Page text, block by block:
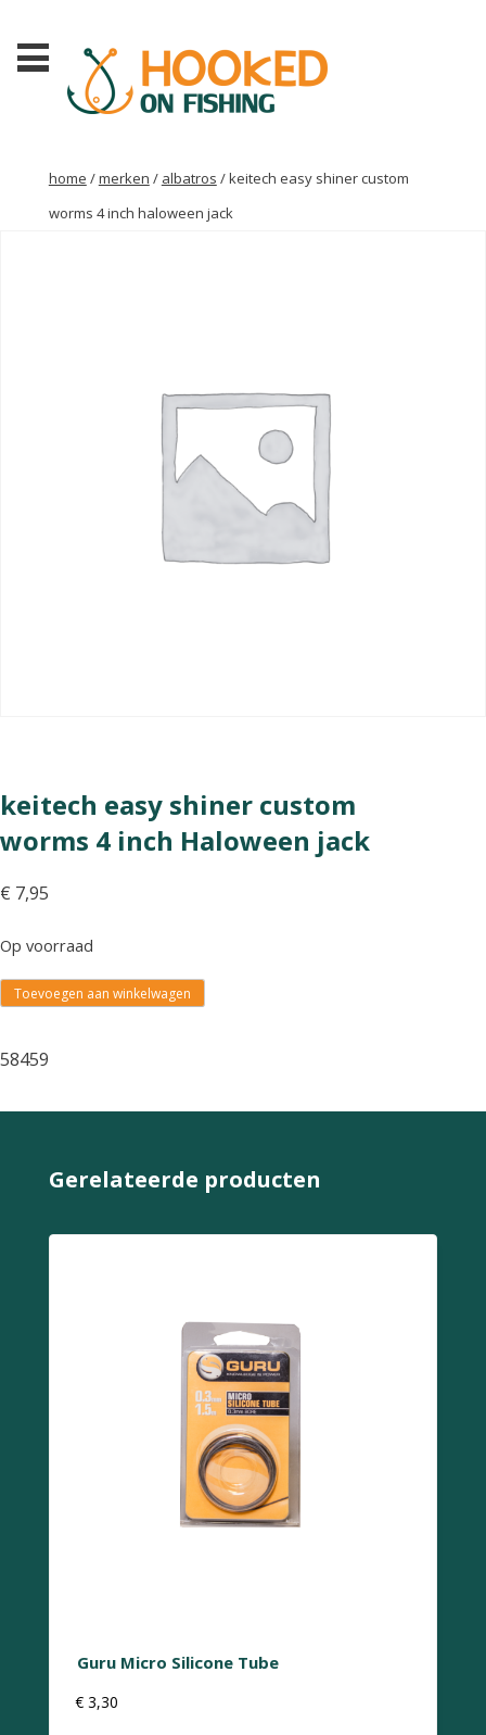
home /merken / albatros / keitech easy shiner custom
worms 4 inch haloween jack
keitech easy shiner custom
worms 4 inch Haloween jack
€ 7,95
Op voorraad
Toevoegen aan winkelwagen
58459
Gerelateerde producten
Guru Micro Silicone Tube
€ 3,30